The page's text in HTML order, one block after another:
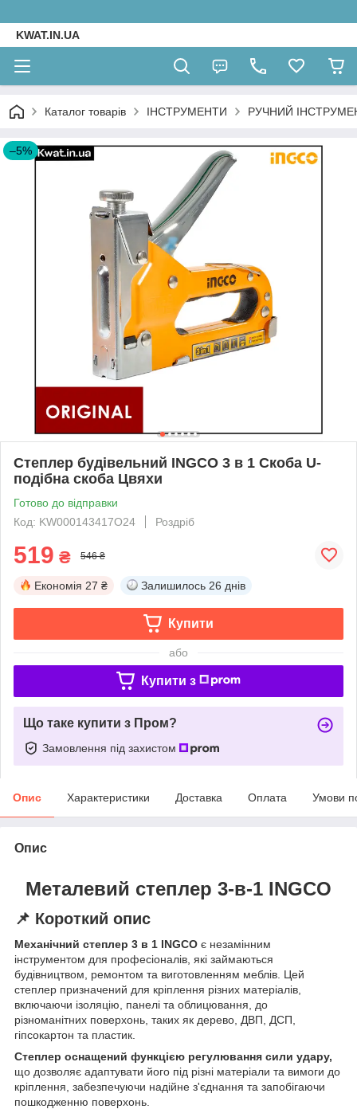
KWAT.IN.UA
Каталог товарів ІНСТРУМЕНТИ РУЧНИЙ
–5%
Степлер будівельний INGCO 3 в 1 Скоба U-
подібна скоба Цвяхи
Готово до відправки
Код: KW000143417O24
Роздріб
519 ₴ 546 ₴
Економія 27 ₴ Залишилось 26 днів
Купити
або
Купити з
Що таке купити з Пром?
Замовлення під захистом
Опис Характеристики Доставка Оплата Умови
Опис
Металевий степлер 3-в-1 INGCO
📌 Короткий опис
Механічний степлер 3 в 1 INGCO є незамінним
інструментом для професіоналів, які займаються
будівництвом, ремонтом та виготовленням меблів. Цей
степлер призначений для кріплення різних матеріалів,
включаючи ізоляцію, панелі та облицювання, до
різноманітних поверхонь, таких як дерево, ДВП, ДСП,
гіпсокартон та пластик.
Степлер оснащений функцією регулювання сили удару,
що дозволяє адаптувати його під різні матеріали та вимоги до
кріплення, забезпечуючи надійне з'єднання та запобігаючи
пошкодженню поверхонь.